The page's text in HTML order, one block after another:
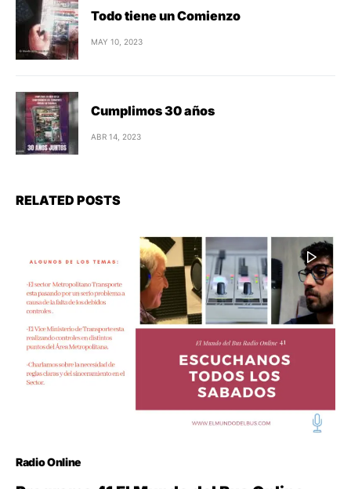
Todo tiene un Comienzo
MAY 10, 2023
Cumplimos 30 años
ABR 14, 2023
RELATED POSTS
Radio Online